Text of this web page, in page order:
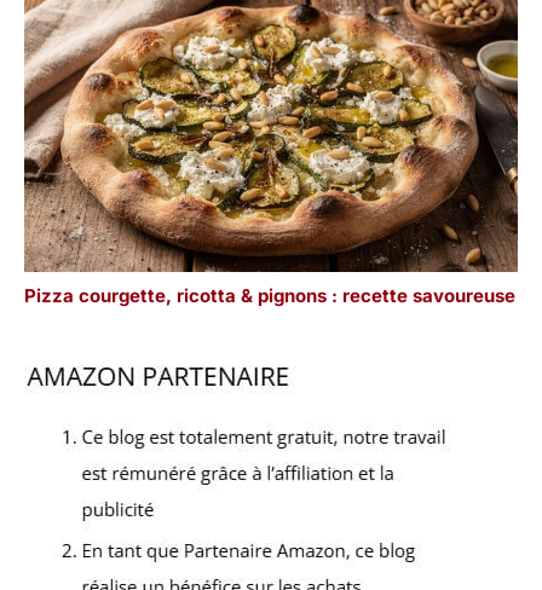
Pizza courgette, ricotta & pignons : recette savoureuse